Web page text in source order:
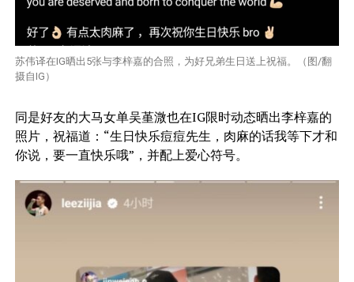
苏伟译在IG晒出5张与李梓嘉的合照，为好兄弟生日送上祝福。（图/翻
摄自IG）
同是好友的大马女单吴堇溦也在IG限时动态晒出李梓嘉的
照片，祝福道：“生日快乐痘痘先生，肉麻的话我等下才和
你说，要一直快乐哦”，并配上爱心符号。